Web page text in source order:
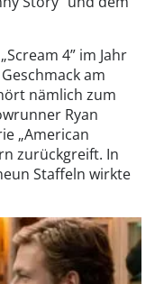
4” im Jahr
am
nämlich zum
Ryan
„American
zurückgreift. In
Staffeln wirkte